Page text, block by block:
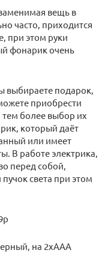
вещь в
часто, приходится
при этом руки
фонарик очень
выбираете подарок,
приобрести
более выбор их
который даёт
или имеет
В работе электрика,
перед собой,
света при этом
на 2xAAA